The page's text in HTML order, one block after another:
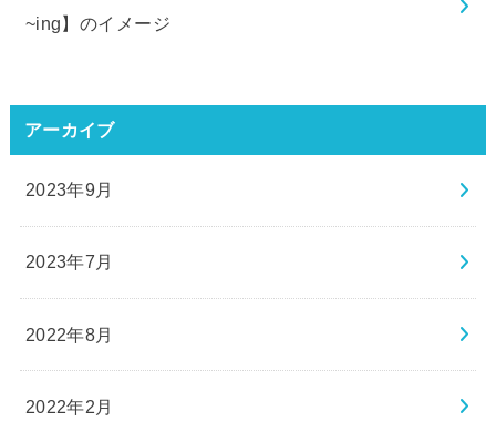
~ing】のイメージ
アーカイブ
2023年9月
2023年7月
2022年8月
2022年2月